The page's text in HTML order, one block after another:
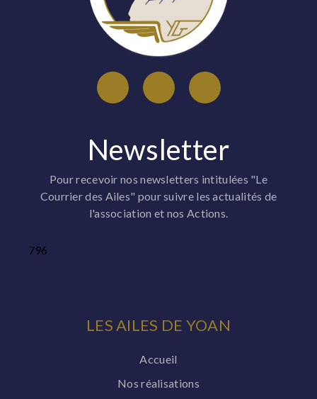
Newsletter
Pour recevoir nos newsletters intitulées "Le
Courrier des Ailes" pour suivre les actualités de
l'association et nos Actions.
796
LES AILES DE YOAN
Accueil
Nos réalisations